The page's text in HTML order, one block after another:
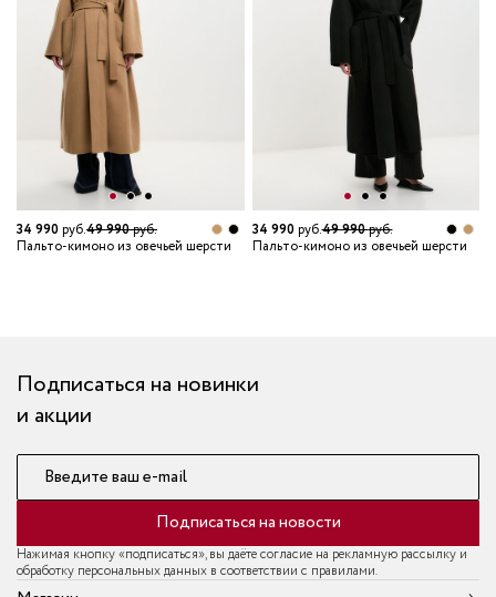
34 990руб.49 990руб.
Пальто-кимоно из овечьей шерсти
34 990руб.49 990руб.
Пальто-кимоно из овечьей шерсти
Подписаться на новинки
и акции
Введите ваш e-mail
Подписаться на новости
Нажимая кнопку «подписаться», вы даёте согласие на рекламную рассылку и
обработку персональных данных в соответствии с правилами.